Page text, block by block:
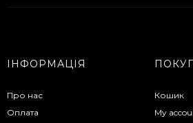
ІНФОРМАЦІЯ
Про нас
Оплата
Кошик
My